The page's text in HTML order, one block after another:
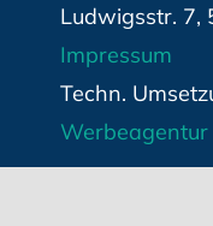
Ludwigsstr. 7,
Impressum
Techn.
Werbeagentur